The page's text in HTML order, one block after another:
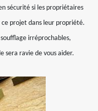
sécurité si les propriétaires
ce projet dans leur propriété.
irréprochables,
sera ravie de vous aider.